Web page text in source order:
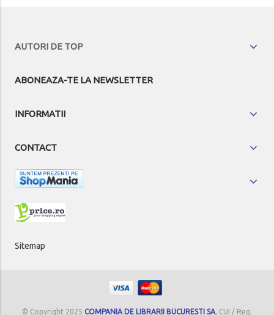
AUTORI DE TOP
ABONEAZA-TE LA NEWSLETTER
INFORMATII
CONTACT
Sitemap
© Copyright 2025 COMPANIA DE LIBRARII BUCURESTI SA, CUI / Reg.